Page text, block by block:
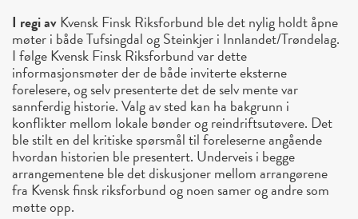
I regi avKvensk Finsk Riksforbund ble det nylig holdt åpne
møter i både Tufsingdal og Steinkjer i Innlandet/Trøndelag.
I følge Kvensk Finsk Riksforbund var dette
informasjonsmøter der de både inviterte eksterne
forelesere, og selv presenterte det de selv mente var
sannferdig historie. Valg av sted kan ha bakgrunn i
konflikter mellom lokale bønder og reindriftsutøvere. Det
ble stilt en del kritiske spørsmål til foreleserne angående
hvordan historien ble presentert. Underveis i begge
arrangementene ble det diskusjoner mellom arrangørene
fra Kvensk finsk riksforbund og noen samer og andre som
møtte opp.